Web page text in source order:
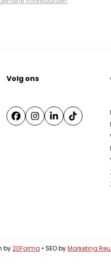
Volg ons
Facebook
Instagram
LinkedInTiktok
by20Forma • SEO byMarketing